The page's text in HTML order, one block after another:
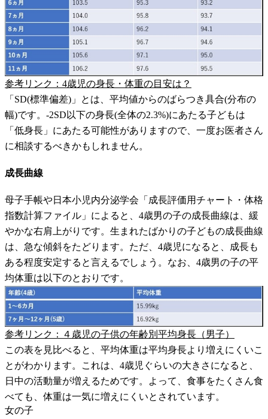
参考リンク：4歳児の身長・体重の目安は？
「SD(標準偏差)」とは、平均値からのばらつき具合(分布の
幅)です。-2SD以下の身長(全体の2.3%)にあたる子どもは
「低身長」にあたる可能性がありますので、一度お医者さん
に相談するべきかもしれません。
成長曲線
母子手帳や日本小児内分泌学会「成長評価用チャート・体格
指数計算ファイル」によると、4歳男の子の成長曲線は、緩
やかな右肩上がりです。生まれたばかりの子どもの成長曲線
は、急な傾斜をたどります。ただ、4歳児になると、成長も
ある程度安定すると言えるでしょう。なお、4歳男の子の平
均体重は以下のとおりです。
参考リンク：４歳児の子供の年齢別平均身長（男子）
この表を見比べると、平均体重は平均身長より増えにくいこ
とがわかります。これは、4歳児ぐらいの大きさになると、
日中の活動量が増えるためです。よって、食事をたくさん食
べても、体重は一気に増えにくいとされています。
女の子